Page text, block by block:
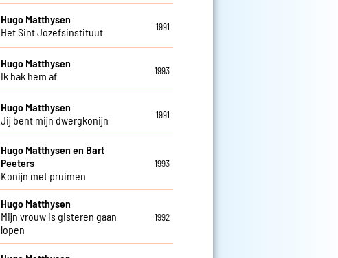
Hugo Matthysen
Het Sint Jozefsinstituut
1991
Hugo Matthysen
Ik hak hem af
1993
Hugo Matthysen
Jij bent mijn dwergkonijn
1991
Hugo Matthysen en Bart
Peeters
Konijn met pruimen
1993
Hugo Matthysen
Mijn vrouw is gisteren gaan
lopen
1992